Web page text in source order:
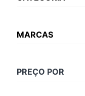
MARCAS
PREÇO POR